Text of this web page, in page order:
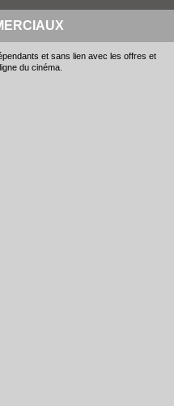
et sans lien avec les offres et
du cinéma.